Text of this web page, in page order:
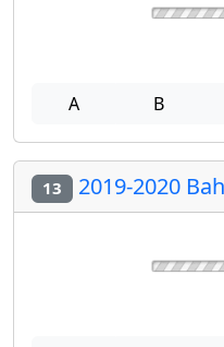
A B
13 2019-2020